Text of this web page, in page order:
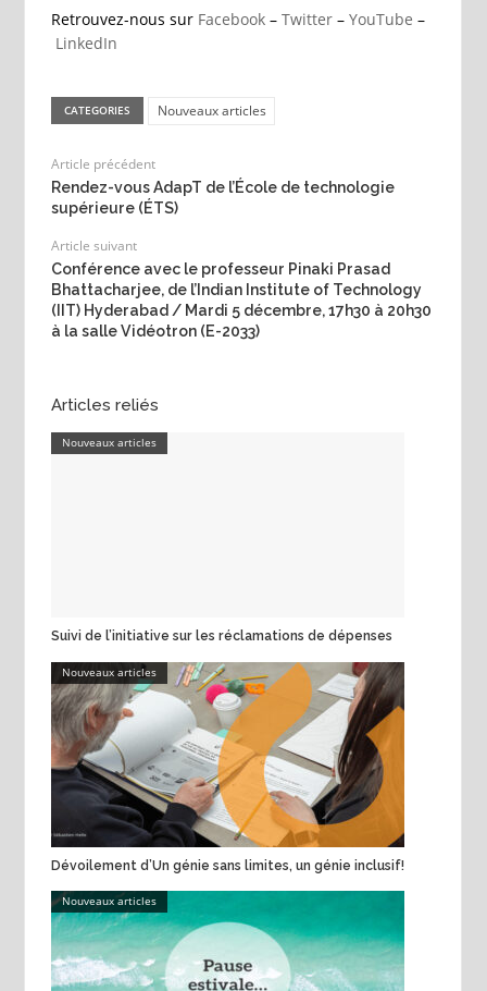
Retrouvez-nous sur Facebook– Twitter– YouTube –
LinkedIn
CATEGORIES Nouveaux articles
Article précédent
Rendez-vous AdapT de l’École de technologie
supérieure (ÉTS)
Article suivant
Conférence avec le professeur Pinaki Prasad
Bhattacharjee, de l’Indian Institute of Technology
(IIT) Hyderabad / Mardi 5 décembre, 17h30 à 20h30
à la salle Vidéotron (E-2033)
Articles reliés
Nouveaux articles
Suivi de l’initiative sur les réclamations de dépenses
Nouveaux articles
Dévoilement d’Un génie sans limites, un génie inclusif!
Nouveaux articles